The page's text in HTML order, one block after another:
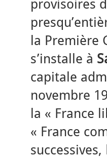
provisoires
la Première
s’installe à
capitale
novembre
la « France
« France
successives,